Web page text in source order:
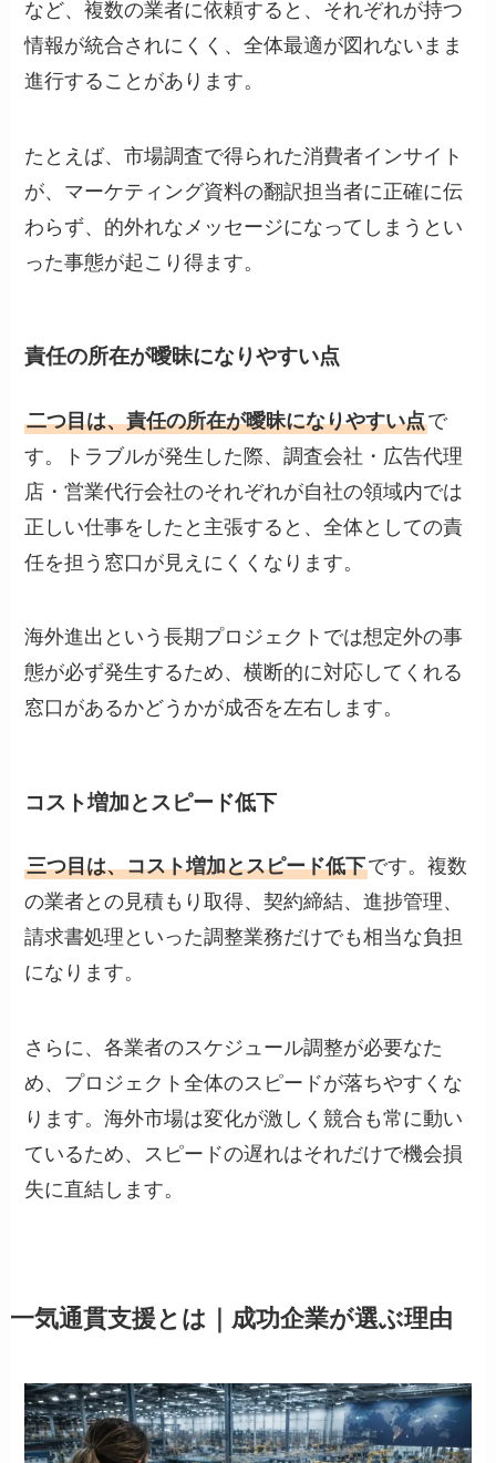
など、複数の業者に依頼すると、それぞれが持つ
情報が統合されにくく、全体最適が図れないまま
進行することがあります。
たとえば、市場調査で得られた消費者インサイト
が、マーケティング資料の翻訳担当者に正確に伝
わらず、的外れなメッセージになってしまうとい
った事態が起こり得ます。
責任の所在が曖昧になりやすい点
二つ目は、責任の所在が曖昧になりやすい点で
す。トラブルが発生した際、調査会社・広告代理
店・営業代行会社のそれぞれが自社の領域内では
正しい仕事をしたと主張すると、全体としての責
任を担う窓口が見えにくくなります。
海外進出という長期プロジェクトでは想定外の事
態が必ず発生するため、横断的に対応してくれる
窓口があるかどうかが成否を左右します。
コスト増加とスピード低下
三つ目は、コスト増加とスピード低下です。複数
の業者との見積もり取得、契約締結、進捗管理、
請求書処理といった調整業務だけでも相当な負担
になります。
さらに、各業者のスケジュール調整が必要なた
め、プロジェクト全体のスピードが落ちやすくな
ります。海外市場は変化が激しく競合も常に動い
ているため、スピードの遅れはそれだけで機会損
失に直結します。
一気通貫支援とは｜成功企業が選ぶ理由